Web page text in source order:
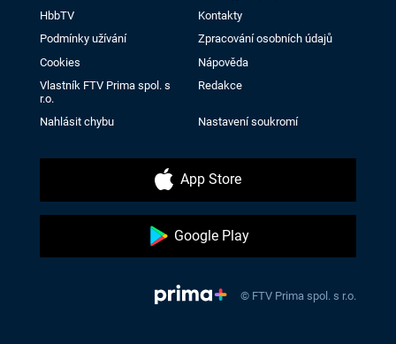
HbbTV
Kontakty
Podmínky užívání
Zpracování osobních údajů
Cookies
Nápověda
Vlastník FTV Prima spol. s
r.o.
Redakce
Nahlásit chybu Nastavení soukromí
App Store
Google Play
© FTV Prima spol. s r.o.